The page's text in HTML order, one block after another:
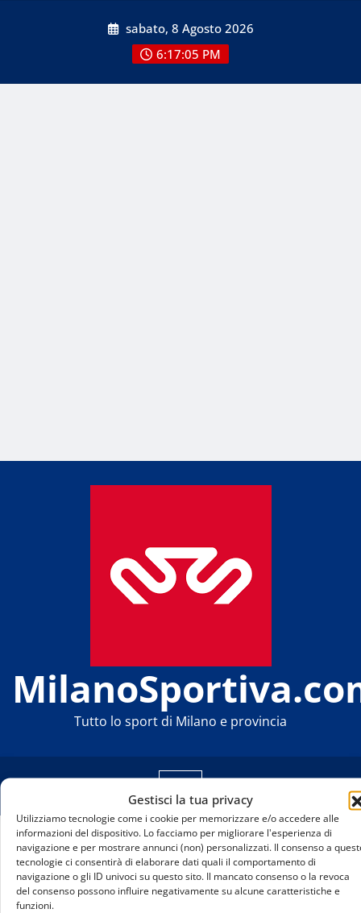
Gestisci la tua privacy
Utilizziamo tecnologie come i cookie per memorizzare e/o accedere alle
informazioni del dispositivo. Lo facciamo per migliorare l'esperienza di
navigazione e per mostrare annunci (non) personalizzati. Il consenso a
tecnologie ci consentirà di elaborare dati quali il comportamento di
navigazione o gli ID univoci su questo sito. Il mancato consenso o la revoca
del consenso possono influire negativamente su alcune caratteristiche e
funzioni.
sabato, 8 Agosto 2026
6:17:05 PM
Tutto lo sport di Milano e provincia
Home
Camminare tra spiritualità e natura: il 5 maggio un
nuovo itinerario tra Appiano Gentile e Tradate